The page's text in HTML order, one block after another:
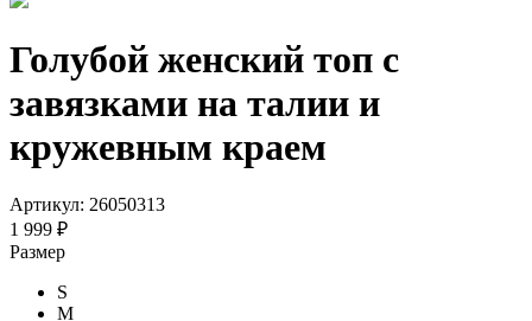
Голубой женский топ с
завязками на талии и
кружевным краем
Артикул: 26050313
1 999 ₽
Размер
S
M